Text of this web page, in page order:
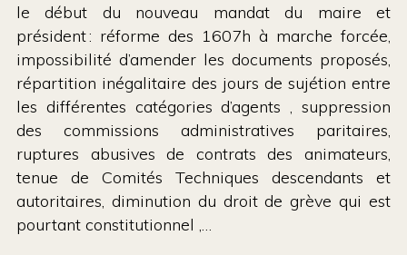
le début du nouveau mandat du maire et
président : réforme des 1607h à marche forcée,
impossibilité d’amender les documents proposés,
répartition inégalitaire des jours de sujétion entre
les différentes catégories d’agents , suppression
des commissions administratives paritaires,
ruptures abusives de contrats des animateurs,
tenue de Comités Techniques descendants et
autoritaires, diminution du droit de grève qui est
pourtant constitutionnel ,…